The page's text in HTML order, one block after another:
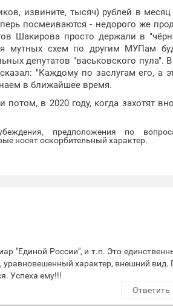
извините, тысяч) рублей в месяц
посмеиваются - недорого же
Шакирова просто держали в
мутных схем по другим МУПам
депутатов "васьковского пула". В
"Каждому по заслугам его, а
в ближайшее время.
потом, в 2020 году, когда захотят
предположения по
носят оскорбительный характер.
"Единой России", и т.п. Это
характер, внешний вид.
Успеха ему!!!
Ответить